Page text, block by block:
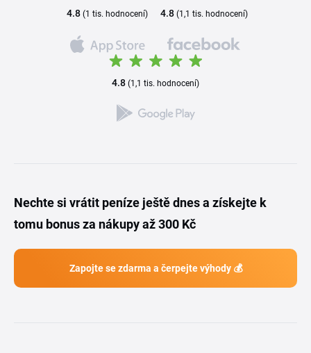
4.8 (1 tis. hodnocení) 4.8(1,1 tis. hodnocení)
4.8 (1,1 tis. hodnocení)
Nechte si vrátit peníze ještě dnes a získejte k
tomu bonus za nákupy až 300 Kč
Zapojte se zdarma a čerpejte výhody 💰